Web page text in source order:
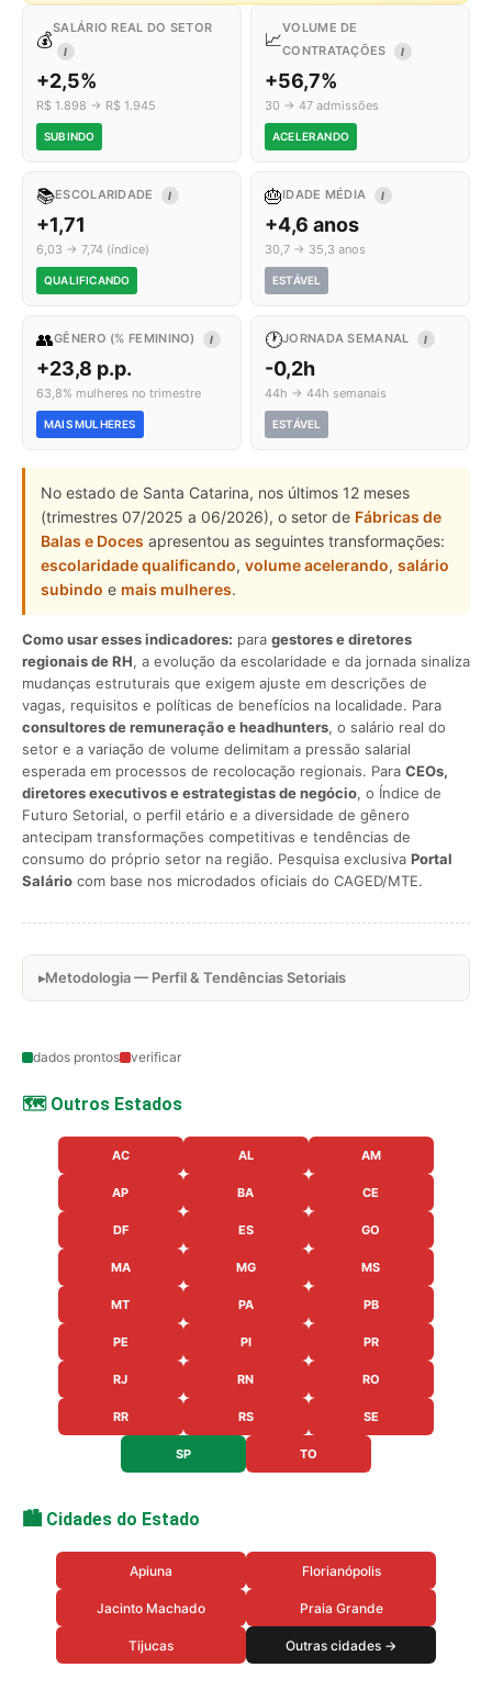
💰
SALÁRIO REAL DO SETOR
I
+2,5%
R$ 1.898 → R$ 1.945
SUBINDO
📈
VOLUME DE
CONTRATAÇÕES
I
+56,7%
30 → 47 admissões
ACELERANDO
📚ESCOLARIDADE I
+1,71
6,03 → 7,74 (índice)
QUALIFICANDO
🎂IDADE MÉDIA I
+4,6 anos
30,7 → 35,3 anos
ESTÁVEL
👥GÊNERO (% FEMININO) I
+23,8 p.p.
63,8% mulheres no trimestre
MAIS MULHERES
🕐JORNADA SEMANAL I
-0,2h
44h → 44h semanais
ESTÁVEL
No estado de Santa Catarina, nos últimos 12 meses
(trimestres 07/2025 a 06/2026), o setor de Fábricas de
Balas e Doces apresentou as seguintes transformações:
escolaridade qualificando, volume acelerando, salário
subindo e mais mulheres.
Como usar esses indicadores: para gestores e diretores
regionais de RH, a evolução da escolaridade e da jornada sinaliza
mudanças estruturais que exigem ajuste em descrições de
vagas, requisitos e políticas de benefícios na localidade. Para
consultores de remuneração e headhunters, o salário real do
setor e a variação de volume delimitam a pressão salarial
esperada em processos de recolocação regionais. Para CEOs,
diretores executivos e estrategistas de negócio, o Índice de
Futuro Setorial, o perfil etário e a diversidade de gênero
antecipam transformações competitivas e tendências de
consumo do próprio setor na região. Pesquisa exclusiva Portal
Salário com base nos microdados oficiais do CAGED/MTE.
Metodologia — Perfil & Tendências Setoriais
dados prontos verificar
🗺️ Outros Estados
AC AL AM
AP BA CE
DF ES GO
MA MG MS
MT PA PB
PE PI PR
RJ RN RO
RR RS SE
SP TO
🏙️ Cidades do Estado
Apiuna Florianópolis
Jacinto Machado Praia Grande
Tijucas Outras cidades →